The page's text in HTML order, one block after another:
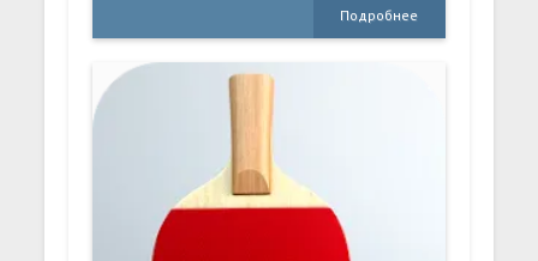
Подробнее